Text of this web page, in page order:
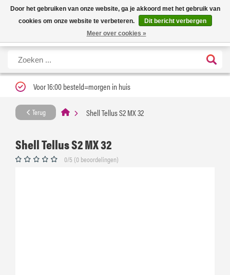
Nieuwe levertijd: 1 tot 3 werkdagen | Nu 25% korting op gehele assortiment
Carfume met kortingscode ''verfrissend''
X
Voor 16:00 besteld=morgen in huis
Terug Shell Tellus S2 MX 32
Shell Tellus S2 MX 32
0/5 (0 beoordelingen)
Door het gebruiken van onze website, ga je akkoord met het gebruik van
cookies om onze website te verbeteren.
Dit bericht verbergen
Meer over cookies »